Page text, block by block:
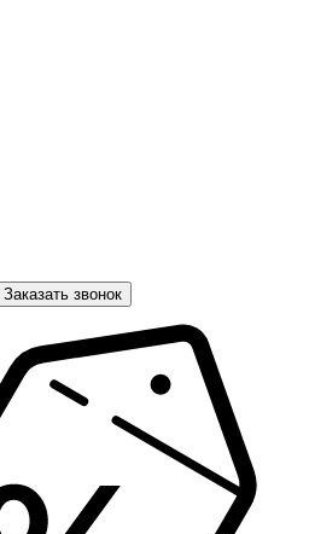
Заказать звонок